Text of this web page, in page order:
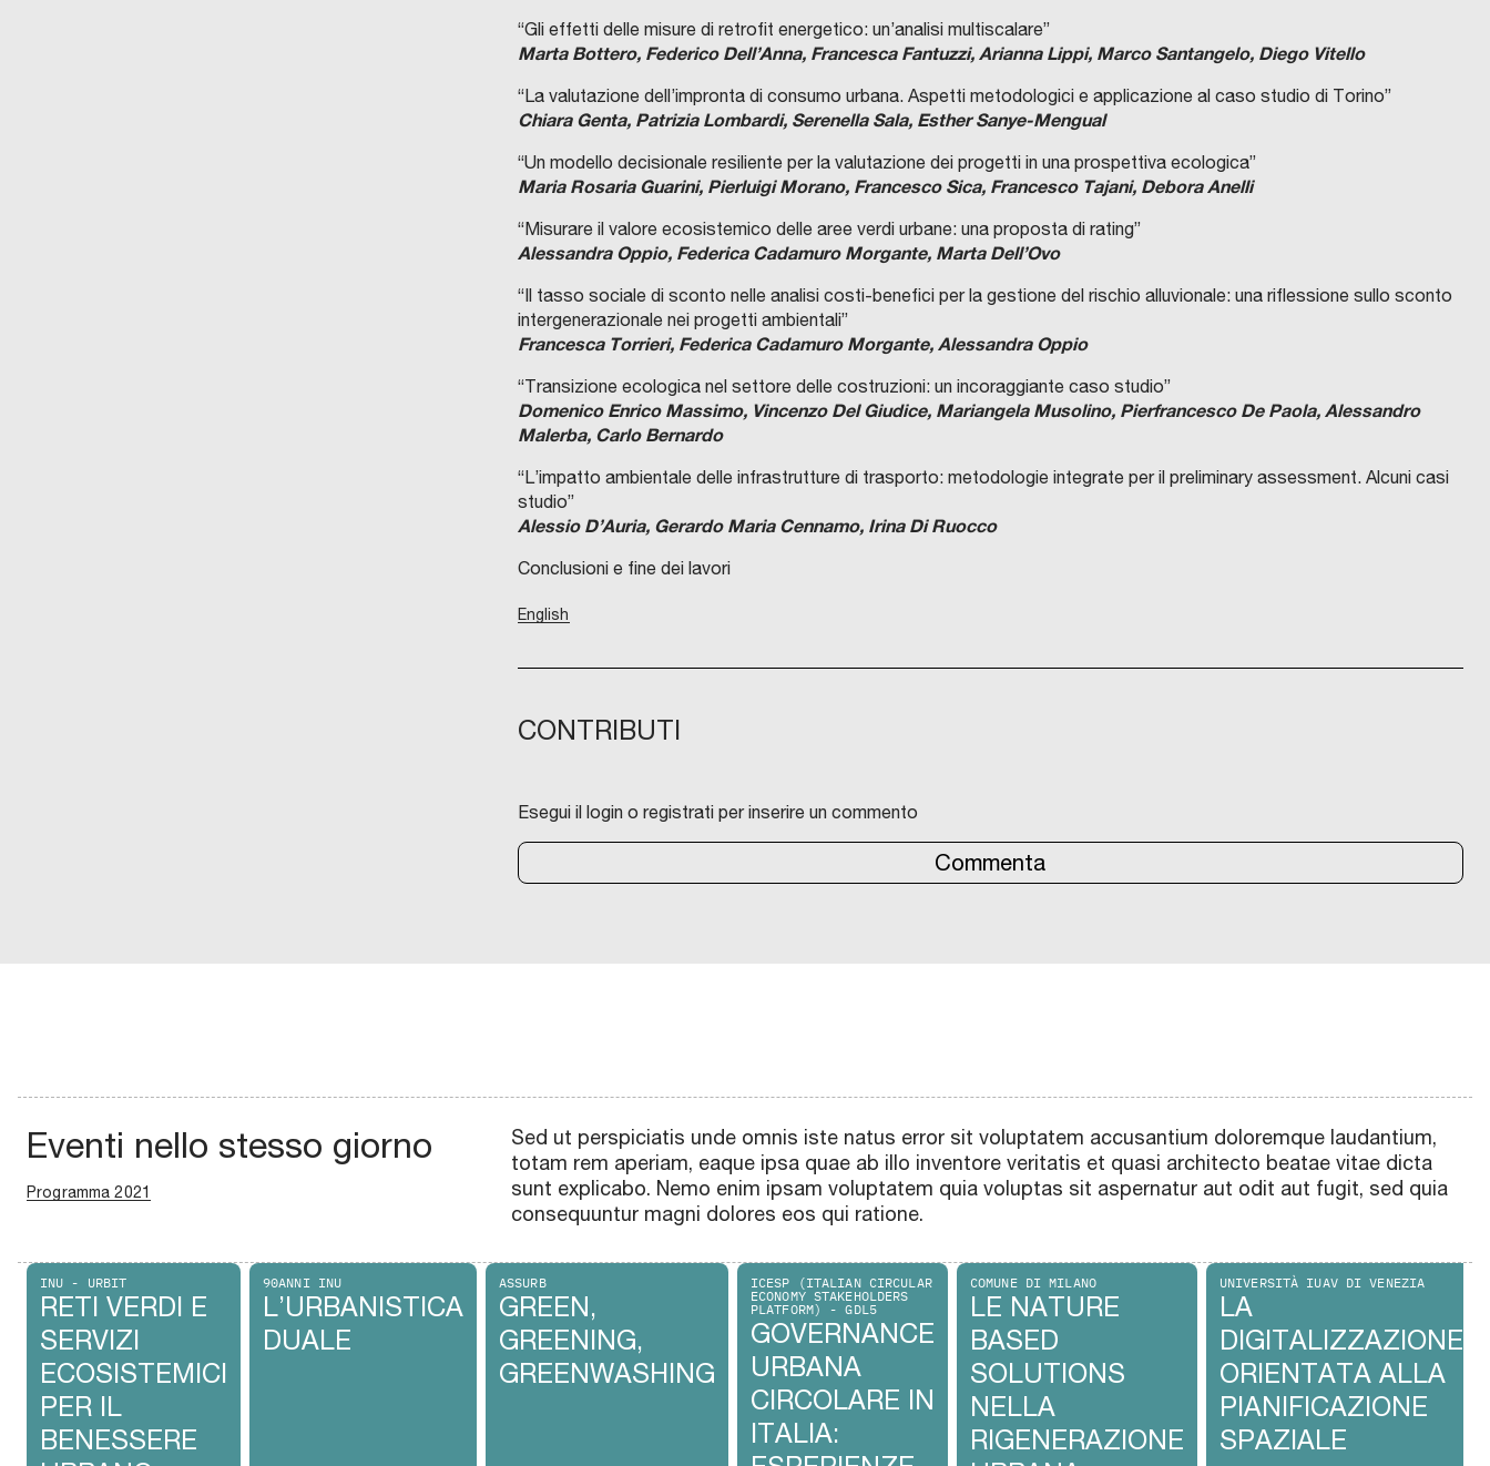
“Gli effetti delle misure di retrofit energetico: un’analisi multiscalare”
Marta Bottero, Federico Dell’Anna, Francesca Fantuzzi, Arianna Lippi, Marco Santangelo, Diego Vitello
“La valutazione dell’impronta di consumo urbana. Aspetti metodologici e applicazione al caso studio di Torino”
Chiara Genta, Patrizia Lombardi, Serenella Sala, Esther Sanye-Mengual
“Un modello decisionale resiliente per la valutazione dei progetti in una prospettiva ecologica”
Maria Rosaria Guarini, Pierluigi Morano, Francesco Sica, Francesco Tajani, Debora Anelli
“Misurare il valore ecosistemico delle aree verdi urbane: una proposta di rating”
Alessandra Oppio, Federica Cadamuro Morgante, Marta Dell’Ovo
“Il tasso sociale di sconto nelle analisi costi-benefici per la gestione del rischio alluvionale: una riflessione sullo sconto
intergenerazionale nei progetti ambientali”
Francesca Torrieri, Federica Cadamuro Morgante, Alessandra Oppio
“Transizione ecologica nel settore delle costruzioni: un incoraggiante caso studio”
Domenico Enrico Massimo, Vincenzo Del Giudice, Mariangela Musolino, Pierfrancesco De Paola, Alessandro
Malerba, Carlo Bernardo
“L’impatto ambientale delle infrastrutture di trasporto: metodologie integrate per il preliminary assessment. Alcuni casi
studio”
Alessio D’Auria, Gerardo Maria Cennamo, Irina Di Ruocco
Conclusioni e fine dei lavori
English
CONTRIBUTI
Esegui il login o registrati per inserire un commento
Commenta
Eventi nello stesso giorno
Programma 2021
Sed ut perspiciatis unde omnis iste natus error sit voluptatem accusantium doloremque laudantium,
totam rem aperiam, eaque ipsa quae ab illo inventore veritatis et quasi architecto beatae vitae dicta
sunt explicabo. Nemo enim ipsam voluptatem quia voluptas sit aspernatur aut odit aut fugit, sed quia
consequuntur magni dolores eos qui ratione.
INU - URBIT
RETI VERDI E
SERVIZI
ECOSISTEMICI
PER IL
BENESSERE
90ANNI INU
L’URBANISTICA
DUALE
ASSURB
GREEN,
GREENING,
GREENWASHING
ICESP (ITALIAN CIRCULAR
ECONOMY STAKEHOLDERS
PLATFORM) - GDL5
GOVERNANCE
URBANA
CIRCOLARE IN
ITALIA:
COMUNE DI MILANO
LE NATURE
BASED
SOLUTIONS
NELLA
RIGENERAZIONE
UNIVERSITÀ IUAV DI VENEZIA
LA
DIGITALIZZAZIONE
ORIENTATA ALLA
PIANIFICAZIONE
SPAZIALE